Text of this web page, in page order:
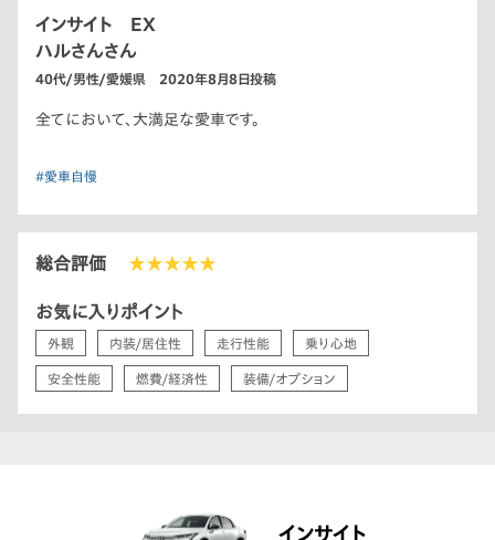
インサイト EX
ハルさんさん
40代/男性/愛媛県 2020年8月8日投稿
全てにおいて、大満足な愛車です。
#愛車自慢
総合評価 ★★★★★
お気に入りポイント
外観 内装/居住性 走行性能 乗り心地
安全性能 燃費/経済性 装備/オプション
インサイト